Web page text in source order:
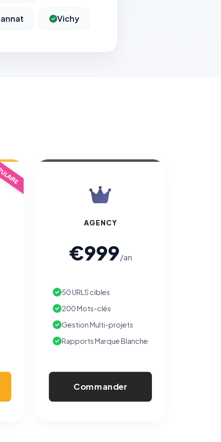
Vichy
AGENCY
€999/an
50 URLS cibles
200 Mots-clés
Gestion Multi-projets
Rapports Marque Blanche
Commander